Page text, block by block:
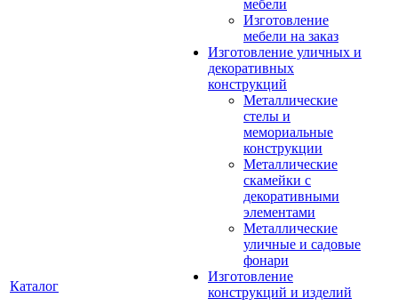
Каталог
мебели
Изготовление
мебели на заказ
Изготовление уличных и
декоративных
конструкций
Металлические
стелы и
мемориальные
конструкции
Металлические
скамейки с
декоративными
элементами
Металлические
уличные и садовые
фонари
Изготовление
конструкций и изделий